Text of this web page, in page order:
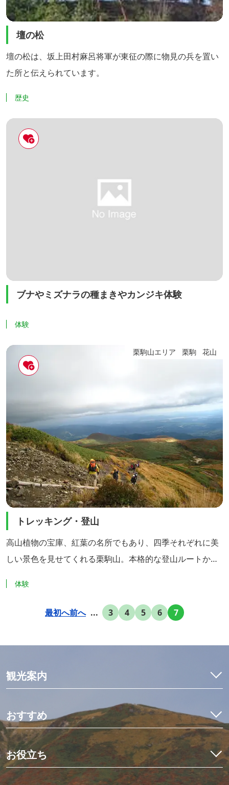
壇の松
壇の松は、坂上田村麻呂将軍が東征の際に物見の兵を置い
た所と伝えられています。
歴史
ブナやミズナラの種まきやカンジキ体験
体験
栗駒山エリア 栗駒 花山
トレッキング・登山
高山植物の宝庫、紅葉の名所でもあり、四季それぞれに美
しい景色を見せてくれる栗駒山。本格的な登山ルートか
の眺めは、疲れも吹き飛んでしまうほど。
体験
最初へ前へ ... 3 4 5 6 7
観光案内
モデルコース
観光・体験
宿泊予約
イベント
アクセス
おすすめ
イワナ料理を食べ比べ
初めての栗駒山とカヤック体験
世界にひとつだけのミニ畳作り
星空観測と世界谷地ツアー
お役立ち
くりはらでしたい10のこと